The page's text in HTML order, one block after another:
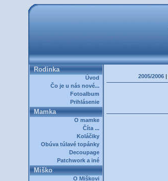
Rodinka
Úvod
Čo je u nás nové...
Fotoalbum
Prihlásenie
Mamka
O mamke
Číta ...
Koláčiky
Obúva túlavé topánky
Decoupage
Patchwork a iné
Miško
O Miškovi
2005/2006 |